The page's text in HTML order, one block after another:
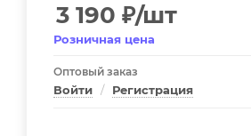
3 190 ₽/шт
Розничная цена
Оптовый заказ
Войти / Регистрация